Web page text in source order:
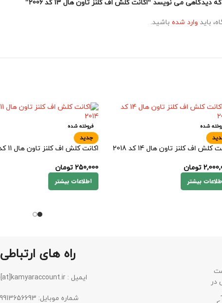
می نویسد “اکانت کلش اف کلنز تاون هال 13 کد 2006”
باید وارد شده باشید.
شده
کلش اف کلنز تاون هال 14 کد 2018
تومان
بیشتر
فروخته شده
جدید
اکانت کلش اف کلنز تاون هال 11 کد 2014
250,000 تومان
اطلاعات بیشتر
50 سفارش در
راه های ارتباطی
ایمیل : info[at]kamyaraccount.ir
شماره موبایل: 09913656693